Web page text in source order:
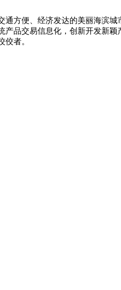
方便、经济发达的美丽海滨
品交易信息化，创新开发新
者。